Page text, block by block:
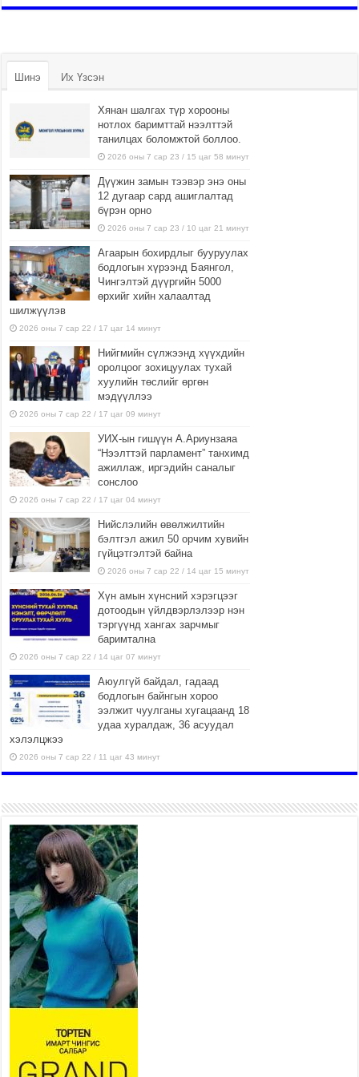
Шинэ Их Үзсэн
Хянан шалгах түр хорооны
нотлох баримттай нээлттэй
танилцах боломжтой боллоо.
2026 оны 7 сар 23 / 15 цаг 58 минут
Дүүжин замын тээвэр энэ оны
12 дугаар сард ашиглалтад
бүрэн орно
2026 оны 7 сар 23 / 10 цаг 21 минут
Агаарын бохирдлыг бууруулах
бодлогын хүрээнд Баянгол,
Чингэлтэй дүүргийн 5000
өрхийг хийн халаалтад
шилжүүлэв
2026 оны 7 сар 22 / 17 цаг 14 минут
Нийгмийн сүлжээнд хүүхдийн
оролцоог зохицуулах тухай
хуулийн төслийг өргөн
мэдүүллээ
2026 оны 7 сар 22 / 17 цаг 09 минут
УИХ-ын гишүүн А.Ариунзаяа
“Нээлттэй парламент” танхимд
ажиллаж, иргэдийн саналыг
сонслоо
2026 оны 7 сар 22 / 17 цаг 04 минут
Нийслэлийн өвөлжилтийн
бэлтгэл ажил 50 орчим хувийн
гүйцэтгэлтэй байна
2026 оны 7 сар 22 / 14 цаг 15 минут
Хүн амын хүнсний хэрэгцээг
дотоодын үйлдвэрлэлээр нэн
тэргүүнд хангах зарчмыг
баримтална
2026 оны 7 сар 22 / 14 цаг 07 минут
Аюулгүй байдал, гадаад
бодлогын байнгын хороо
ээлжит чуулганы хугацаанд 18
удаа хуралдаж, 36 асуудал
хэлэлцжээ
2026 оны 7 сар 22 / 11 цаг 43 минут
боломжтой-Хүүхэд хөгжүүлэх
төв” байгуулах төсөлд төр,
хувийн хэвшлийн түншлэлийн хүрээнд хамтран
ажиллахыг урьж байна
2026 оны 7 сар 22 / 9 цаг 28 минут
Б.Пүрэвдагва: “Урт цагаан”-ыг
залуучууд чөлөөт цагаа
өнгөрүүлдэг, жуулчид зорьж
ирдэг цэг болгоно
2026 оны 7 сар 21 / 16 цаг 47 минут
Тусгай замын автобус /BRT/ төслийн удирдах
хорооны ээлжит хуралдаан боллоо
Ерөнхий сайд Н.Учрал БНХАУ-аас Монгол Улсад
суугаа Элчин сайд Шэнь Миньжюанийг хүлээн
авч уулзав